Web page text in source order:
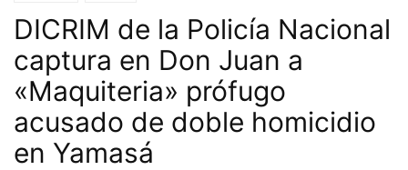
DICRIM de la Policía Nacional
captura en Don Juan a
«Maquiteria» prófugo
acusado de doble homicidio
en Yamasá